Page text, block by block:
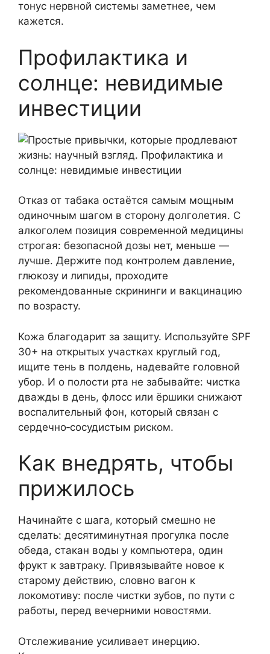
тонус нервной системы заметнее, чем
кажется.
Профилактика и
солнце: невидимые
инвестиции
Отказ от табака остаётся самым мощным
одиночным шагом в сторону долголетия. С
алкоголем позиция современной медицины
строгая: безопасной дозы нет, меньше —
лучше. Держите под контролем давление,
глюкозу и липиды, проходите
рекомендованные скрининги и вакцинацию
по возрасту.
Кожа благодарит за защиту. Используйте SPF
30+ на открытых участках круглый год,
ищите тень в полдень, надевайте головной
убор. И о полости рта не забывайте: чистка
дважды в день, флосс или ёршики снижают
воспалительный фон, который связан с
сердечно‑сосудистым риском.
Как внедрять, чтобы
прижилось
Начинайте с шага, который смешно не
сделать: десятиминутная прогулка после
обеда, стакан воды у компьютера, один
фрукт к завтраку. Привязывайте новое к
старому действию, словно вагон к
локомотиву: после чистки зубов, по пути с
работы, перед вечерними новостями.
Отслеживание усиливает инерцию.